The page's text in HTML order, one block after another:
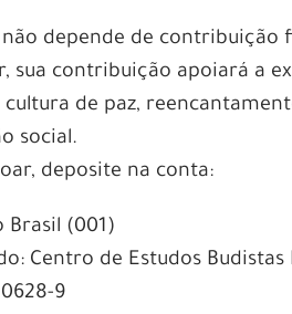
depende de
sua contribuição apoiará a
de paz,
social.
deposite na conta:
Brasil (001)
Centro de Estudos Budistas
9